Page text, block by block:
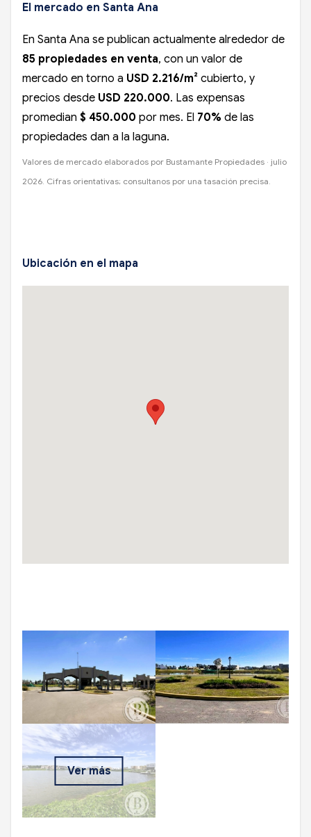
El mercado en Santa Ana
En Santa Ana se publican actualmente alrededor de
85 propiedades en venta, con un valor de
mercado en torno a USD 2.216/m² cubierto, y
precios desde USD 220.000. Las expensas
promedian $ 450.000 por mes. El 70% de las
propiedades dan a la laguna.
Valores de mercado elaborados por Bustamante Propiedades · julio
2026. Cifras orientativas; consultanos por una tasación precisa.
Ubicación en el mapa
Ver más